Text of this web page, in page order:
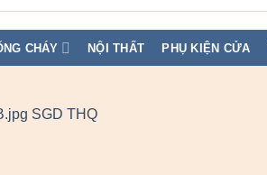
CHÁY NỘI THẤT PHỤ KIỆN CỬA